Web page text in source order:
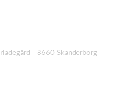
- 8660 Skanderborg